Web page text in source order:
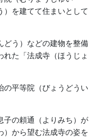
）を建てて住まいとして
どう）などの建物を整備
れた「法成寺（ほうじょ
の平等院（びょうどうい
子の頼通（よりみち）が
）から望む法成寺の姿を